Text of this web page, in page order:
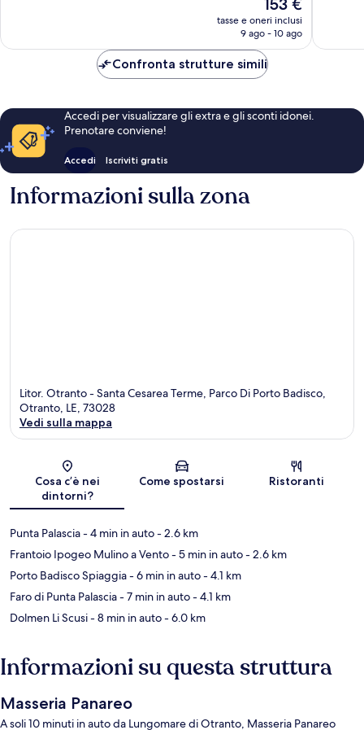
prezzo
attuale
153 €
tasse e oneri inclusi
9 ago - 10 ago
Confronta strutture simili
Accedi per visualizzare gli extra e gli sconti idonei.
Prenotare conviene!
Accedi Iscriviti gratis
Informazioni sulla zona
Litor. Otranto - Santa Cesarea Terme, Parco Di Porto Badisco,
Otranto, LE, 73028
Vedi sulla mappa
Cosa c’è nei
dintorni?
Come spostarsi Ristoranti
Punta Palascia- 4 min in auto- 2.6 km
Frantoio Ipogeo Mulino a Vento- 5 min in auto- 2.6 km
Porto Badisco Spiaggia- 6 min in auto- 4.1 km
Faro di Punta Palascia- 7 min in auto- 4.1 km
Dolmen Li Scusi- 8 min in auto- 6.0 km
Informazioni su questa struttura
Masseria Panareo
A soli 10 minuti in auto da Lungomare di Otranto, Masseria Panareo